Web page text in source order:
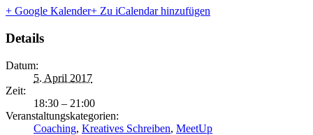
+ Google Kalender+ Zu iCalendar hinzufügen
Details
Datum:
5. April 2017
Zeit:
18:30 – 21:00
Veranstaltungskategorien:
Coaching, Kreatives Schreiben, MeetUp